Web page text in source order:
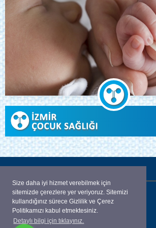
Size daha iyi hizmet verebilmek için
sitemizde çerezlere yer veriyoruz. Sitemizi
kullandığınız sürece Gizlilik ve Çerez
Politikamızı kabul etmektesiniz.
Detaylı bilgi için tıklayınız.
Aliçetinkaya Bulvarı Karaahmetoğlu apt.
No:52 K: 4 D:13
ALSANCAK / İZMİR